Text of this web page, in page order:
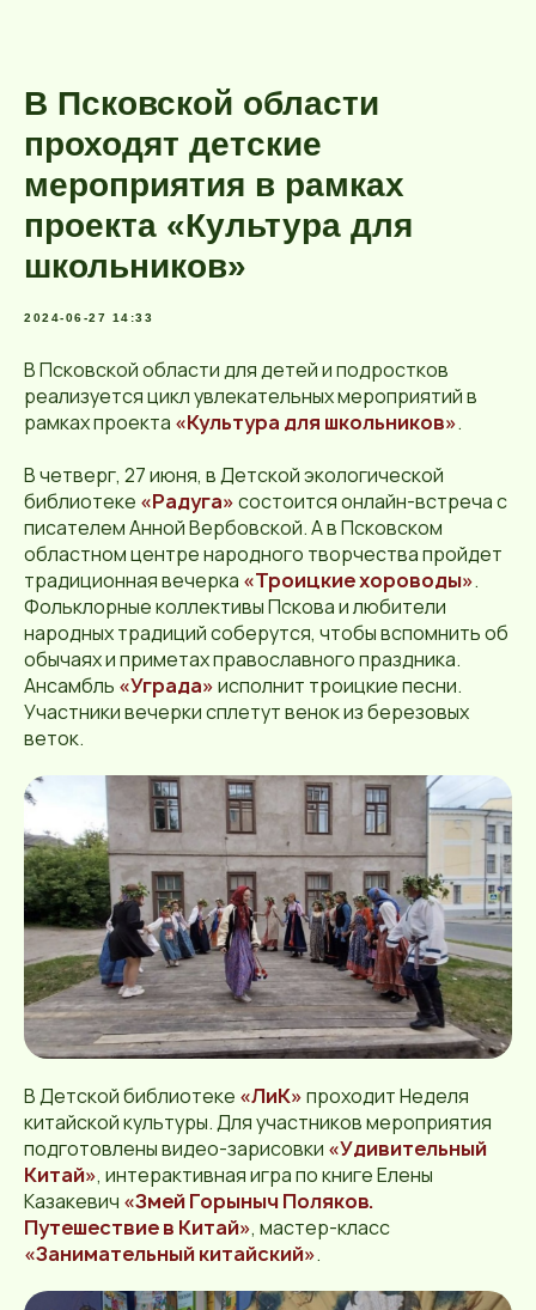
В Псковской области
проходят детские
мероприятия в рамках
проекта «Культура для
школьников»
2024-06-27 14:33
В Псковской области для детей и подростков
реализуется цикл увлекательных мероприятий в
рамках проекта «Культура для школьников».
В четверг, 27 июня, в Детской экологической
библиотеке «Радуга»состоится онлайн-встреча с
писателем Анной Вербовской. А в Псковском
областном центре народного творчества пройдет
традиционная вечерка «Троицкие хороводы».
Фольклорные коллективы Пскова и любители
народных традиций соберутся, чтобы вспомнить об
обычаях и приметах православного праздника.
Ансамбль «Уграда»исполнит троицкие песни.
Участники вечерки сплетут венок из березовых
веток.
В Детской библиотеке «ЛиК»проходит Неделя
китайской культуры. Для участников мероприятия
подготовлены видео-зарисовки «Удивительный
Китай», интерактивная игра по книге Елены
Казакевич «Змей Горыныч Поляков.
Путешествие в Китай», мастер-класс
«Занимательный китайский».